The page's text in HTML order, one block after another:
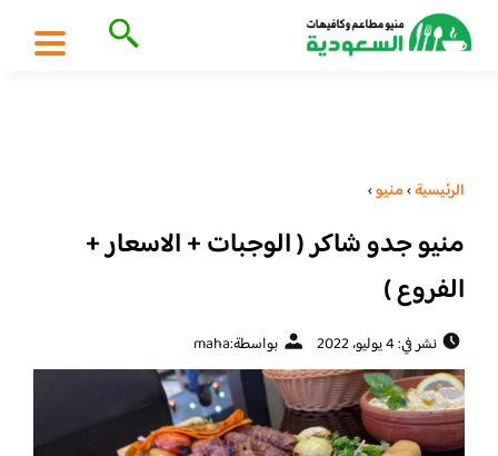
الرئيسية›منيو›
منيو جدو شاكر ( الوجبات + الاسعار +
الفروع )
نشر في: 4 يوليو، 2022 بواسطة:maha